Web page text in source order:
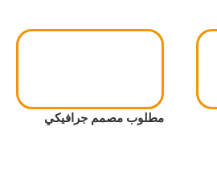
مطلوب مصمم جرافيكي